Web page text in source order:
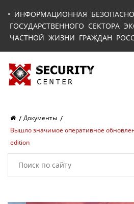
• ИНФОРМАЦИОННАЯ
ГОСУДАРСТВЕННОГО СЕКТОРА
ЧАСТНОЙ ЖИЗНИ ГРАЖДАН
Документы
Вышло значимое оперативное
edition